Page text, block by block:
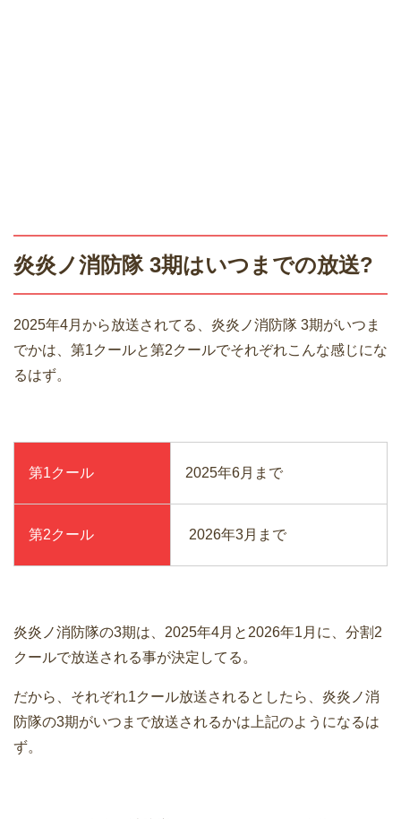
炎炎ノ消防隊 3期はいつまでの放送?
2025年4月から放送されてる、炎炎ノ消防隊 3期がいつま
でかは、第1クールと第2クールでそれぞれこんな感じにな
るはず。
第1クール 2025年6月まで
第2クール 2026年3月まで
炎炎ノ消防隊の3期は、2025年4月と2026年1月に、分割2
クールで放送される事が決定してる。
だから、それぞれ1クール放送されるとしたら、炎炎ノ消
防隊の3期がいつまで放送されるかは上記のようになるは
ず。